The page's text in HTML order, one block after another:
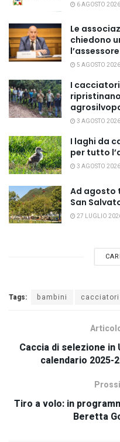
6 AGOSTO 2026
Le
chiedono
5 AGOSTO 2026
I
3 AGOSTO 2026
I laghi da
per tutto
3 AGOSTO 2026
Ad agosto
San
27 LUGLIO
Tags: bambini cacciatori
Caccia di selezione
calendario 2025-
Tiro a volo: in
Beretta